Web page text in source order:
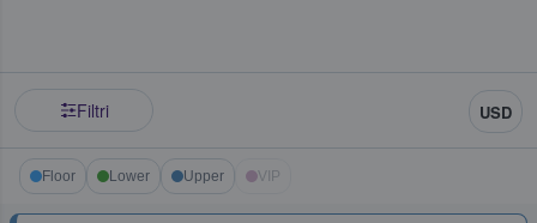
Filtri USD
Floor Lower Upper VIP